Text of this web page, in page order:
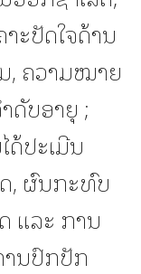
ະປັດໃຈດ້ານ
, ຄວາມໝາຍ
ດັບອາຍຸ ;
ປະເມີນ
, ຜົນກະທົບ
ແລະ ການ
ນປົກປັກ